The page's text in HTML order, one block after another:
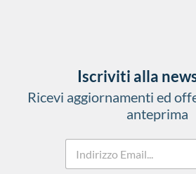
Iscriviti alla
Ricevi aggiornamenti ed
anteprima
E